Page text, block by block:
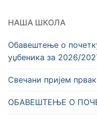
НАША ШКОЛА
Обавештење о
уџбеника за 2026/
Свечани пријем
OБАВЕШТЕЊЕ О